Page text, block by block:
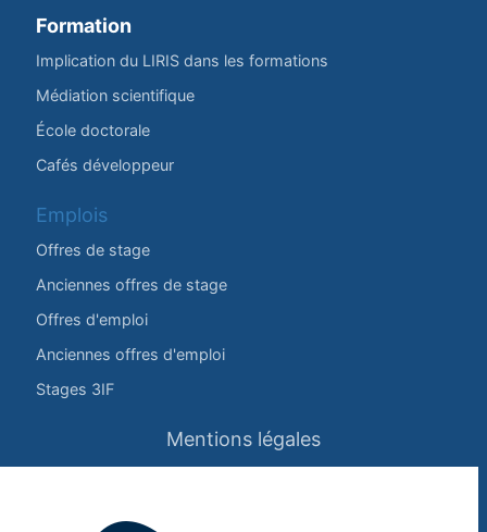
Formation
Implication du LIRIS dans les formations
Médiation scientifique
École doctorale
Cafés développeur
Emplois
Offres de stage
Anciennes offres de stage
Offres d'emploi
Anciennes offres d'emploi
Stages 3IF
Mentions légales